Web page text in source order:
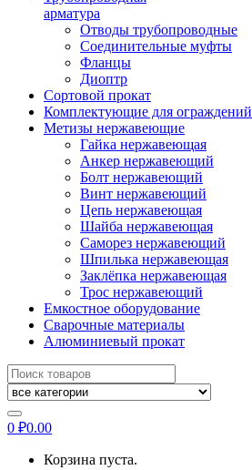
арматура
Отводы трубопроводные
Соединительные муфты
Фланцы
Диоптр
Сортовой прокат
Комплектующие для ограждений
Метизы нержавеющие
Гайка нержавеющая
Анкер нержавеющий
Болт нержавеющий
Винт нержавеющий
Цепь нержавеющая
Шайба нержавеющая
Саморез нержавеющий
Шпилька нержавеющая
Заклёпка нержавеющая
Трос нержавеющий
Емкостное оборудование
Сварочные материалы
Алюминиевый прокат
Искать:
0 ₽0.00
Корзина пуста.